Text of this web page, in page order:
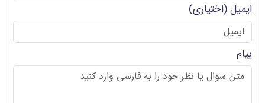
ایمیل(اختیاری)
پیام